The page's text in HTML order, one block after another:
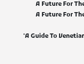
A Future For
A Future For
A Guide To